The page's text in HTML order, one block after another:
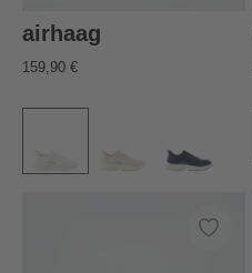
airhaag
159,90 €